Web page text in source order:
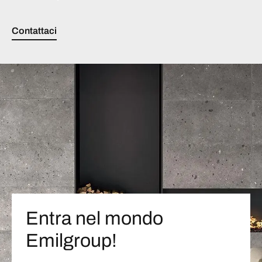
Contattaci
Entra nel mondo
Emilgroup!